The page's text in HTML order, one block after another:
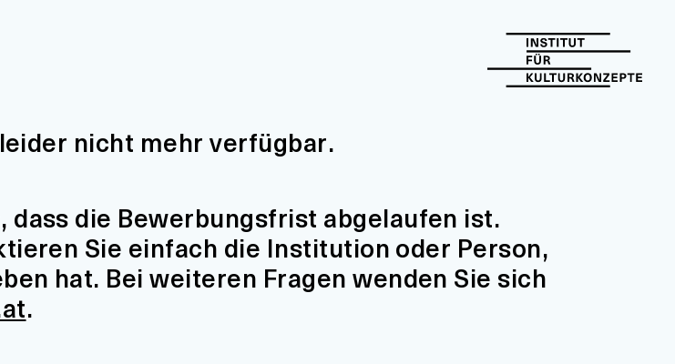
nicht mehr verfügbar.
dass die Bewerbungsfrist abgelaufen ist.
Sie einfach die Institution oder Person,
hat. Bei weiteren Fragen wenden Sie sich
.